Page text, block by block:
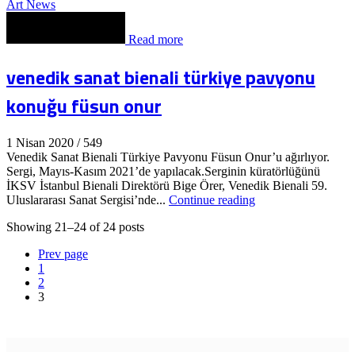
Art News
Read more
venedik sanat bienali türkiye pavyonu
konuğu füsun onur
1 Nisan 2020 / 549
Venedik Sanat Bienali Türkiye Pavyonu Füsun Onur’u ağırlıyor.
Sergi, Mayıs-Kasım 2021’de yapılacak.Serginin küratörlüğünü
İKSV İstanbul Bienali Direktörü Bige Örer, Venedik Bienali 59.
Uluslararası Sanat Sergisi’nde... Continue reading
Showing 21–24 of 24 posts
Prev page
1
2
3